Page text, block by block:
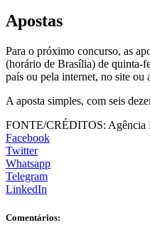
Apostas
Para o próximo concurso, as
(horário de Brasília) de quinta-
país ou pela internet, no site ou
A aposta simples, com seis
FONTE/CRÉDITOS: Agência
Facebook
Twitter
Whatsapp
Telegram
LinkedIn
Comentários: